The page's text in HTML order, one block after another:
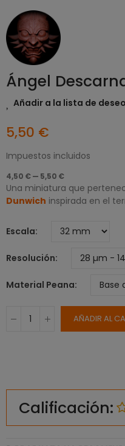
Ángel
Añadir a la lista de
5,50 €
Impuestos incluidos
4,50 € — 5,50 €
Una miniatura que
Dunwich inspirada en el
Escala
Resolución
Material Peana
AÑADIR AL
Calificación: